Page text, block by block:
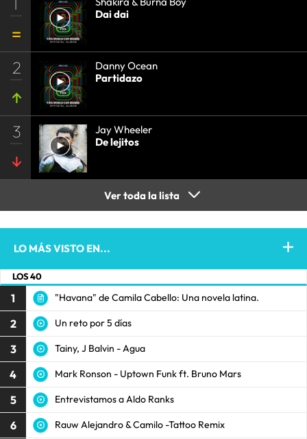
Dai dai
2
Danny Ocean
Partidazo
3
Jay Wheeler
De lejitos
Ver toda la lista
LO MÁS VISTO EN...
LOS 40
1 "Havana" de Camila Cabello: Una novela latina.
2 Un reto por 5 días
3 Tainy, J Balvin - Agua
4 Mark Ronson - Uptown Funk ft. Bruno Mars
5 Entrevistamos a Aldo Ranks
6 Rauw Alejandro & Camilo -Tattoo Remix